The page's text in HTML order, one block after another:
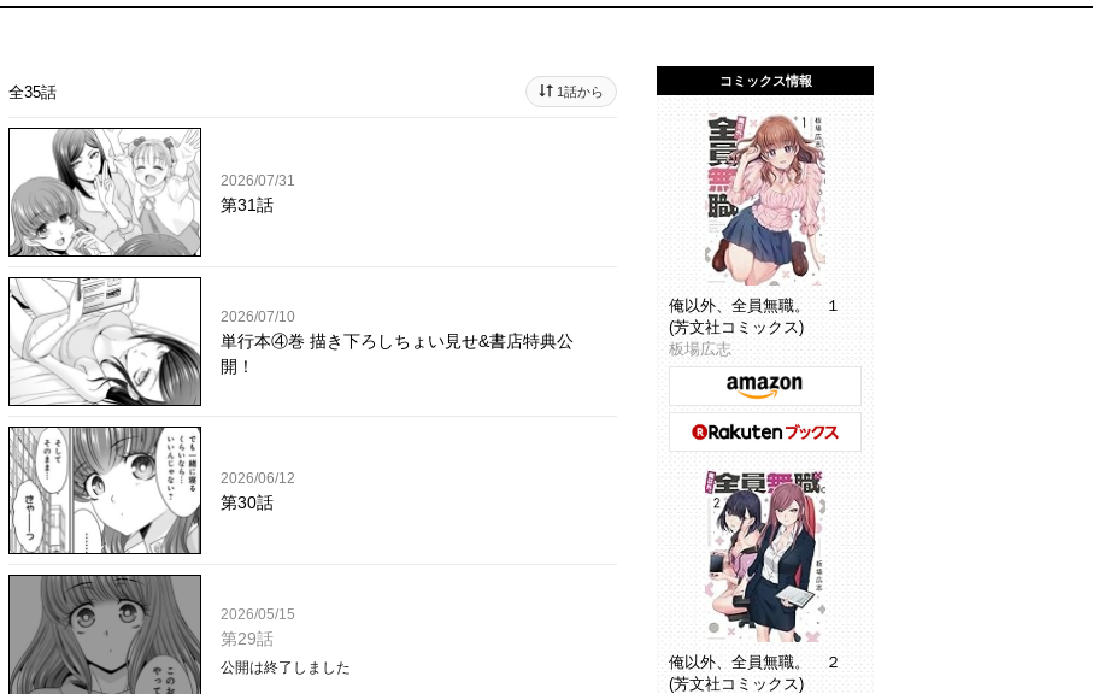
全35話 1話から
2026/07/31
第31話
2026/07/10
単行本④巻 描き下ろしちょい見せ&書店特典公
開！
2026/06/12
第30話
2026/05/15
第29話
公開は終了しました
コミックス情報
俺以外、全員無職。 １
(芳文社コミックス)
板場広志
俺以外、全員無職。 ２
(芳文社コミックス)